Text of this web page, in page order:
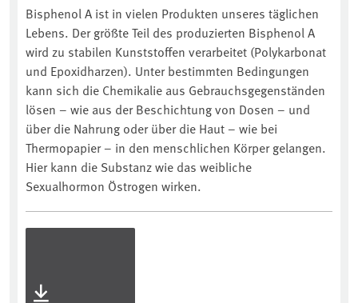
Bisphenol A ist in vielen Produkten unseres täglichen
Lebens. Der größte Teil des produzierten Bisphenol A
wird zu stabilen Kunststoffen verarbeitet (Polykarbonat
und Epoxidharzen). Unter bestimmten Bedingungen
kann sich die Chemikalie aus Gebrauchsgegenständen
lösen – wie aus der Beschichtung von Dosen – und
über die Nahrung oder über die Haut – wie bei
Thermopapier – in den menschlichen Körper gelangen.
Hier kann die Substanz wie das weibliche
Sexualhormon Östrogen wirken.